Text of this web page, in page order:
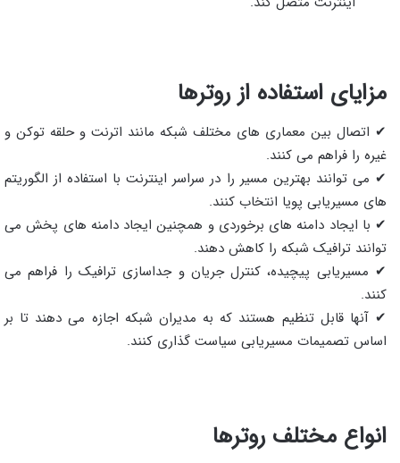
مزایای استفاده از روترها
✔ اتصال بین معماری های مختلف شبکه مانند اترنت و حلقه توکن و
غیره را فراهم می کنند.
✔ می توانند بهترین مسیر را در سراسر اینترنت با استفاده از الگوریتم
های مسیریابی پویا انتخاب کنند.
✔ با ایجاد دامنه های برخوردی و همچنین ایجاد دامنه های پخش می
توانند ترافیک شبکه را کاهش دهند.
✔ مسیریابی پیچیده، کنترل جریان و جداسازی ترافیک را فراهم می
کنند.
✔ آنها قابل تنظیم هستند که به مدیران شبکه اجازه می دهند تا بر
اساس تصمیمات مسیریابی سیاست گذاری کنند.
انواع مختلف روترها